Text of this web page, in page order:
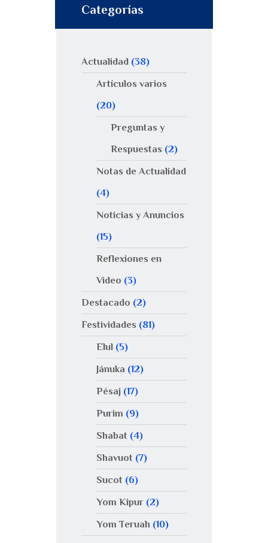
Categorías
Actualidad (38)
Artículos varios
(20)
Preguntas y
Respuestas (2)
Notas de Actualidad
(4)
Noticias y Anuncios
(15)
Reflexiones en
Video (3)
Destacado (2)
Festividades (81)
Elul(5)
Jánuka (12)
Pésaj(17)
Purim (9)
Shabat(4)
Shavuot(7)
Sucot(6)
Yom Kipur(2)
Yom Teruah (10)